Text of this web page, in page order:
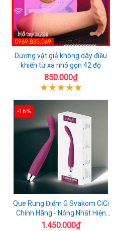
Dương vật giả không dây điều
khiển từ xa nhỏ gọn 42 độ
850.000₫
-16%
Que Rung Điểm G Svakom CiCi
Chính Hãng - Nóng Nhất Hiện
Nay
1.450.000₫